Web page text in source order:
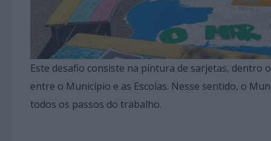
Este desafio consiste na pintura de sarjetas, dentro
entre o Município e as Escolas. Nesse sentido, o
todos os passos do trabalho.